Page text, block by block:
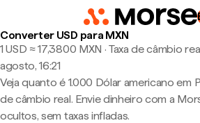
Converter USD para MXN
1 USD ≈ 17,3800 MXN · Taxa de câmbio
agosto, 16:21
Veja quanto é 1.000 Dólar americano em
de câmbio real. Envie dinheiro com a
ocultos, sem taxas infladas.